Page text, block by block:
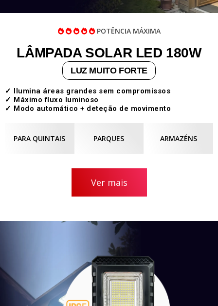
POTÊNCIA MÁXIMA
LÂMPADA SOLAR LED 180W
LUZ MUITO FORTE
✓ Ilumina áreas grandes sem compromissos
✓ Máximo fluxo luminoso
✓ Modo automático + deteção de movimento
PARA QUINTAIS PARQUES ARMAZÉNS
Ver mais